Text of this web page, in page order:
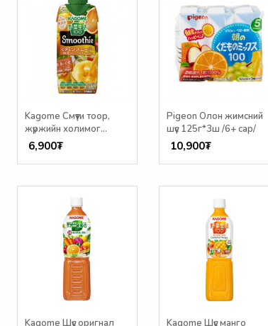
Kagome Смүүти тоор,
жүржийн холимог
330мл
6,900₮
Pigeon Олон жимсний
шүүс 125г*3ш /6+ сар/
10,900₮
Kagome Шүүс оригнал
Kagome Шүүс манго